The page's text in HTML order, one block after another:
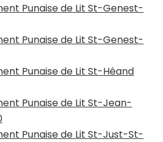
Punaise de Lit St-Genest-
Punaise de Lit St-Genest-
Punaise de Lit St-Héand
Punaise de Lit St-Jean-
Punaise de Lit St-Just-St-